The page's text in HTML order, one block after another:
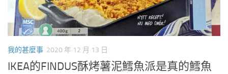
我的甚麼事 2020 年 12 月 13 日
IKEA的FINDUS酥烤薯泥鱈魚派是真的鱈魚